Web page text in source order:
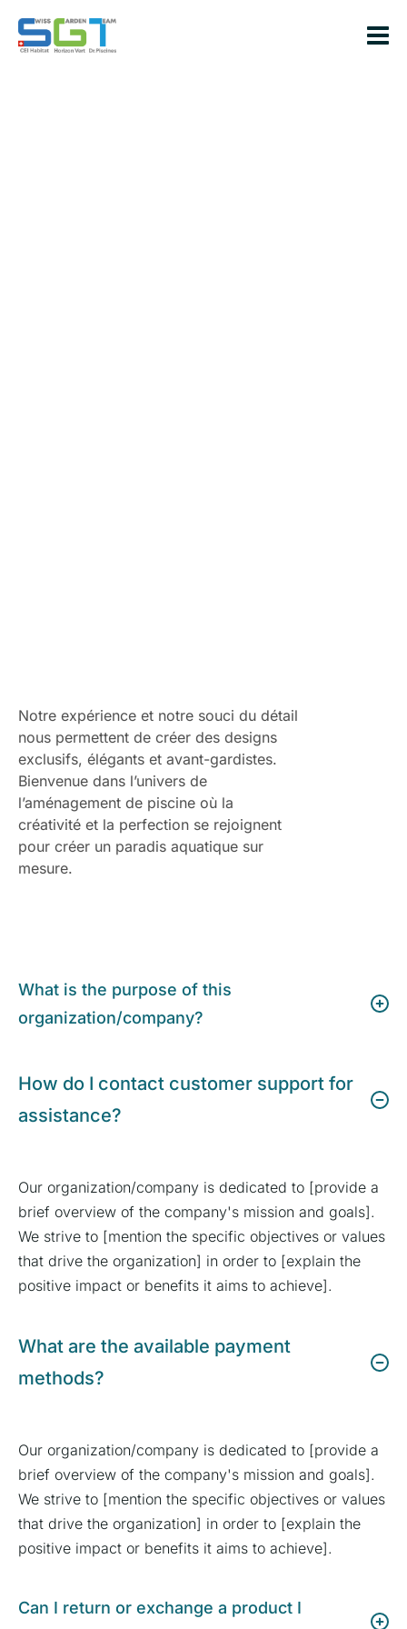
Notre expérience et notre souci du détail
nous permettent de créer des designs
exclusifs, élégants et avant-gardistes.
Bienvenue dans l’univers de
l’aménagement de piscine où la
créativité et la perfection se rejoignent
pour créer un paradis aquatique sur
mesure.
What is the purpose of this
organization/company?
How do I contact customer support for
assistance?
Our organization/company is dedicated to [provide a
brief overview of the company's mission and goals].
We strive to [mention the specific objectives or values
that drive the organization] in order to [explain the
positive impact or benefits it aims to achieve].
What are the available payment
methods?
Our organization/company is dedicated to [provide a
brief overview of the company's mission and goals].
We strive to [mention the specific objectives or values
that drive the organization] in order to [explain the
positive impact or benefits it aims to achieve].
Can I return or exchange a product I